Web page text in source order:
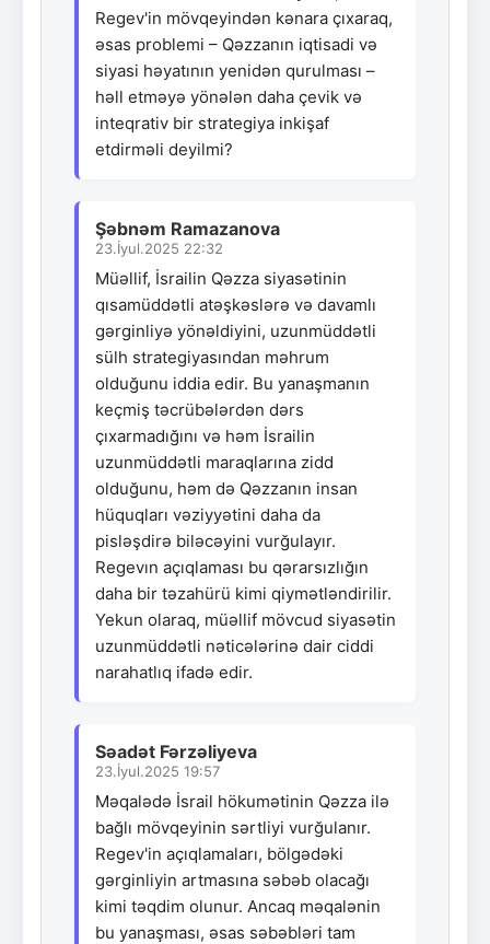
Regev'in mövqeyindən kənara çıxaraq,
əsas problemi – Qəzzanın iqtisadi və
siyasi həyatının yenidən qurulması –
həll etməyə yönələn daha çevik və
inteqrativ bir strategiya inkişaf
etdirməli deyilmi?
Şəbnəm Ramazanova
23.İyul.2025 22:32
Müəllif, İsrailin Qəzza siyasətinin
qısamüddətli atəşkəslərə və davamlı
gərginliyə yönəldiyini, uzunmüddətli
sülh strategiyasından məhrum
olduğunu iddia edir. Bu yanaşmanın
keçmiş təcrübələrdən dərs
çıxarmadığını və həm İsrailin
uzunmüddətli maraqlarına zidd
olduğunu, həm də Qəzzanın insan
hüquqları vəziyyətini daha da
pisləşdirə biləcəyini vurğulayır.
Regevın açıqlaması bu qərarsızlığın
daha bir təzahürü kimi qiymətləndirilir.
Yekun olaraq, müəllif mövcud siyasətin
uzunmüddətli nəticələrinə dair ciddi
narahatlıq ifadə edir.
Səadət Fərzəliyeva
23.İyul.2025 19:57
Məqalədə İsrail hökumətinin Qəzza ilə
bağlı mövqeyinin sərtliyi vurğulanır.
Regev'in açıqlamaları, bölgədəki
gərginliyin artmasına səbəb olacağı
kimi təqdim olunur. Ancaq məqalənin
bu yanaşması, əsas səbəbləri tam